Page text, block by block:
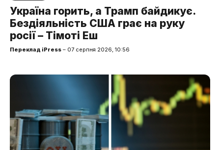
Україна горить, а Трамп байдикує.
Бездіяльність США грає на руку
росії – Тімоті Еш
Переклад iPress – 07 серпня 2026, 10:56